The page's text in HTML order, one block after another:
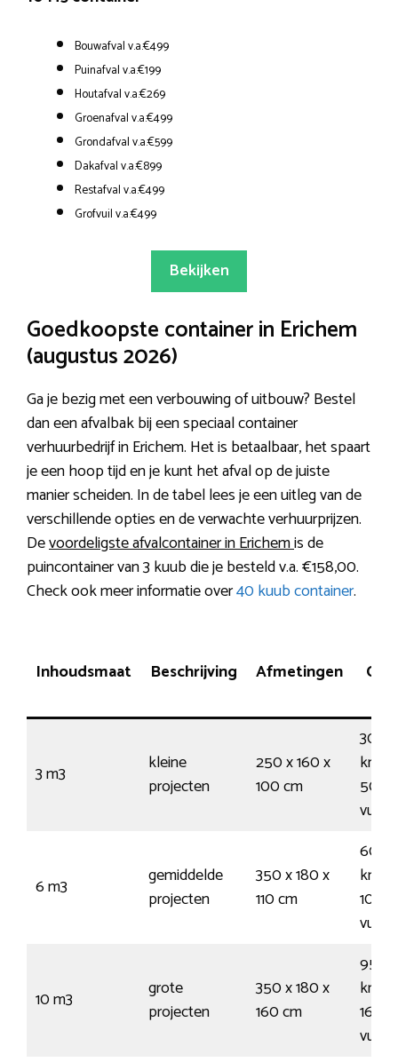
Bouwafval v.a.€499
Puinafval v.a.€199
Houtafval v.a.€269
Groenafval v.a.€499
Grondafval v.a.€599
Dakafval v.a.€899
Restafval v.a.€499
Grofvuil v.a.€499
Bekijken
Goedkoopste container in Erichem
(augustus 2026)
Ga je bezig met een verbouwing of uitbouw? Bestel
dan een afvalbak bij een speciaal container
verhuurbedrijf in Erichem. Het is betaalbaar, het spaart
je een hoop tijd en je kunt het afval op de juiste
manier scheiden. In de tabel lees je een uitleg van de
verschillende opties en de verwachte verhuurprijzen.
Devoordeligste afvalcontainer in Erichemis de
puincontainer van 3 kuub die je besteld v.a. €158,00.
Check ook meer informatie over40 kuub container.
Inhoudsmaat Beschrijving Afmetingen
3 m3
kleine
projecten
250 x 160 x
100 cm
30
50
6 m3
gemiddelde
projecten
350 x 180 x
110 cm
60
100
10 m3
grote
projecten
350 x 180 x
160 cm
95
160